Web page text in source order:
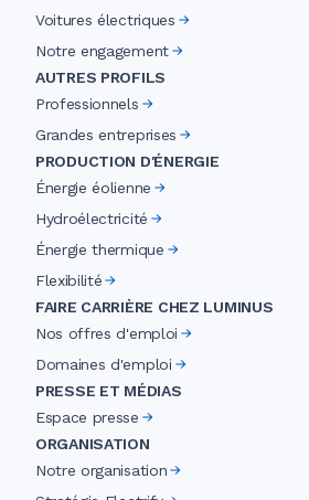
Voitures électriques
Notre engagement
AUTRES PROFILS
Professionnels
Grandes entreprises
PRODUCTION D'ÉNERGIE
Énergie éolienne
Hydroélectricité
Énergie thermique
Flexibilité
FAIRE CARRIÈRE CHEZ LUMINUS
Nos offres d'emploi
Domaines d'emploi
PRESSE ET MÉDIAS
Espace presse
ORGANISATION
Notre organisation